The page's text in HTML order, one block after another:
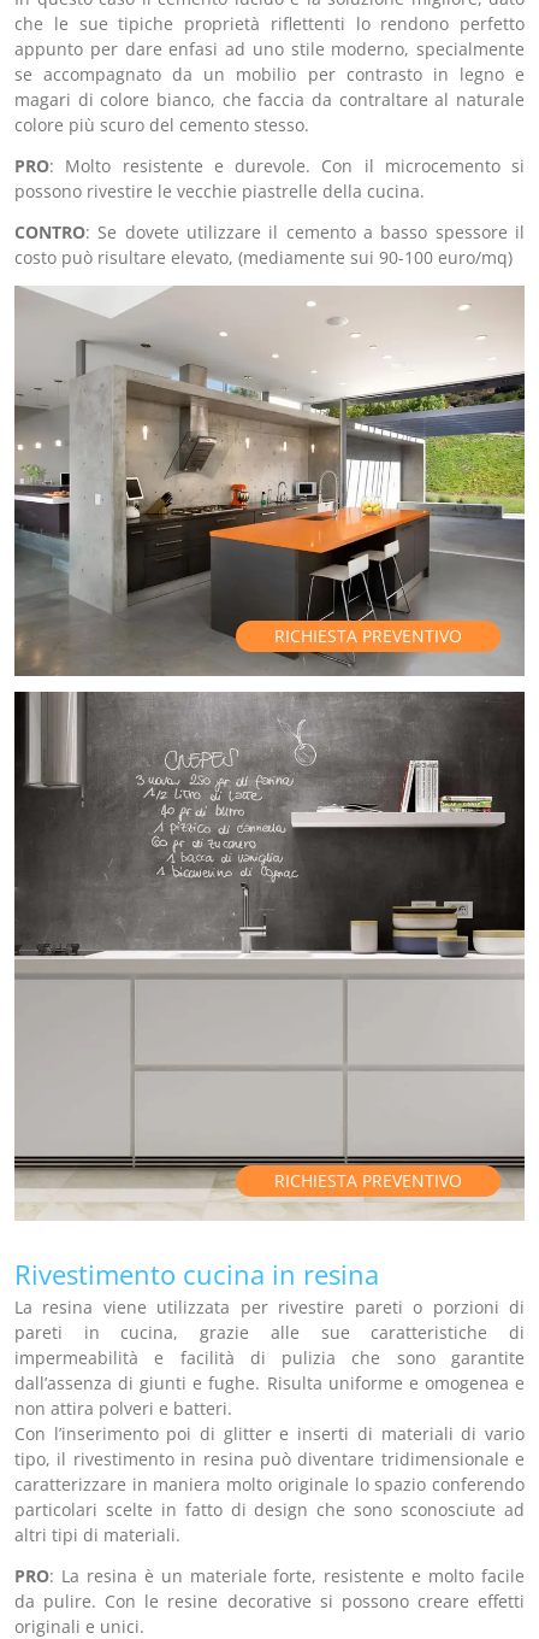
che le sue tipiche proprietà riflettenti lo rendono perfetto
appunto per dare enfasi ad uno stile moderno, specialmente
se accompagnato da un mobilio per contrasto in legno e
magari di colore bianco, che faccia da contraltare al naturale
colore più scuro del cemento stesso.
PRO: Molto resistente e durevole. Con il microcemento si
possono rivestire le vecchie piastrelle della cucina.
CONTRO: Se dovete utilizzare il cemento a basso spessore il
costo può risultare elevato, (mediamente sui 90-100 euro/mq)
RICHIESTA PREVENTIVO
RICHIESTA PREVENTIVO
Rivestimento cucina in resina
La resina viene utilizzata per rivestire pareti o porzioni di
pareti in cucina, grazie alle sue caratteristiche di
impermeabilità e facilità di pulizia che sono garantite
dall’assenza di giunti e fughe. Risulta uniforme e omogenea e
non attira polveri e batteri.
Con l’inserimento poi di glitter e inserti di materiali di vario
tipo, il rivestimento in resina può diventare tridimensionale e
caratterizzare in maniera molto originale lo spazio conferendo
particolari scelte in fatto di design che sono sconosciute ad
altri tipi di materiali.
PRO: La resina è un materiale forte, resistente e molto facile
da pulire. Con le resine decorative si possono creare effetti
originali e unici.